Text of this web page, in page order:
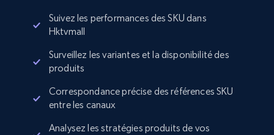
Suivez les performances des SKU dans
Hktvmall
Surveillez les variantes et la disponibilité des
produits
Correspondance précise des références SKU
entre les canaux
Analysez les stratégies produits de vos